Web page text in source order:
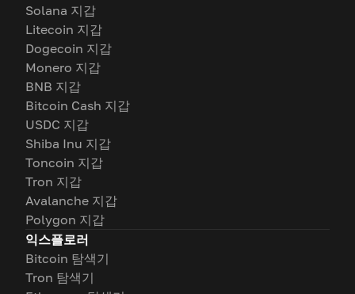
Solana 지갑
Litecoin 지갑
Dogecoin 지갑
Monero 지갑
BNB 지갑
Bitcoin Cash 지갑
USDC 지갑
Shiba Inu 지갑
Toncoin 지갑
Tron 지갑
Avalanche 지갑
Polygon 지갑
익스플로러
Bitcoin 탐색기
Tron 탐색기